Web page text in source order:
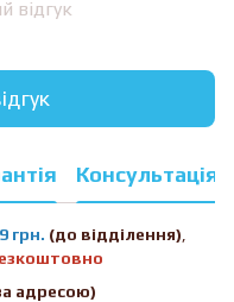
відгук
Консультація
грн. (до відділення)
адресою)